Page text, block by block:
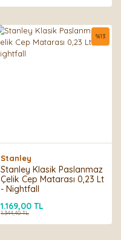
Stanley
Stanley Klasik Paslanmaz
Çelik Cep Matarası 0,23 Lt
- Nightfall
%13
1.169,00 TL
1.344,40 TL